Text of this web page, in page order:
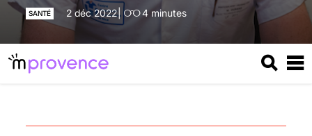
SANTÉ 2 déc 2022 4 minutes